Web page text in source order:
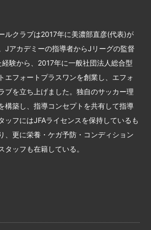
ルクラブは2017年に美濃部直彦(代表)が
Jアカデミーの指導者からJリーグの監督
験から、2017年に一般社団法人総合型
エフォートプラスワンを創業し、エフォ
ブを立ち上げました。独自のサッカー理
構築し、指導コンセプトを共有して指導
ッフにはJFAライセンスを保持しているも
、更に栄養・ケガ予防・コンディション
タッフも在籍している。